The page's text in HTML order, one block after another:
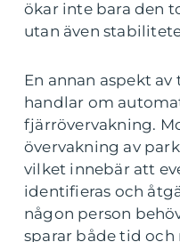
ökar inte bara den
utan även
En annan aspekt
handlar om
fjärrövervakning.
övervakning av
vilket innebär att
identifieras och
någon person
sparar både tid och